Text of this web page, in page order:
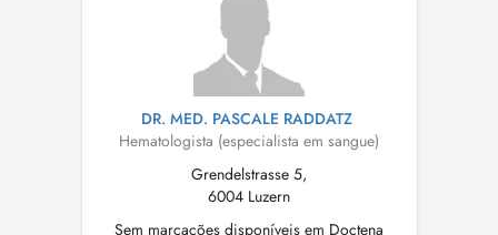
DR. MED. PASCALE RADDATZ
Hematologista (especialista em sangue)
Grendelstrasse 5,
6004 Luzern
Sem marcações disponíveis em Doctena